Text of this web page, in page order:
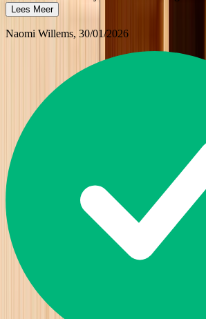
Lees Meer
Naomi Willems, 30/01/2026